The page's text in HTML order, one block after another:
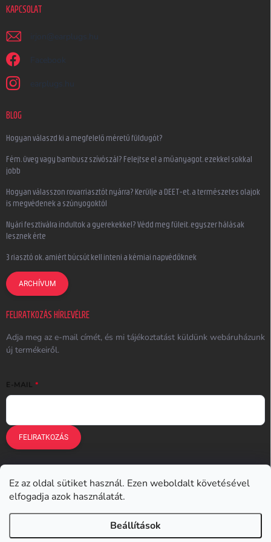
Ez az oldal sütiket használ. Ezen weboldalt követésével
elfogadja azok használatát.
Beállítások
KAPCSOLAT
irjon @ earplugs.hu
Facebook
earplugs.hu
BLOG
Hogyan válaszd ki a megfelelő méretű füldugót?
Fém, üveg vagy bambusz szívószál? Felejtse el a műanyagot, ezekkel sokkal
jobb
Hogyan válasszon rovarriasztót nyárra? Kerülje a DEET-et, a természetes olajok
is megvédenek a szúnyogoktól
Nyári fesztiválra indultok a gyerekekkel? Védd meg füleit, egyszer hálásak
lesznek érte
3 riasztó ok, amiért búcsút kell inteni a kémiai napvédőknek
ARCHÍVUM
FELIRATKOZÁS HÍRLEVÉLRE
Adja meg az e-mail címét, és mi tájékoztatást küldünk webáruházunk
új termékeiről.
E-MAIL
FELIRATKOZÁS
Earplugs.cz Earplugs.sk
Earplugs.at Earplugs.ro Lunesto.cz